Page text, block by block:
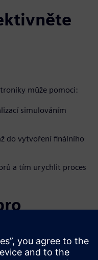
může pomoci:
simulováním
do vytvoření finálního
a tím urychlit proces